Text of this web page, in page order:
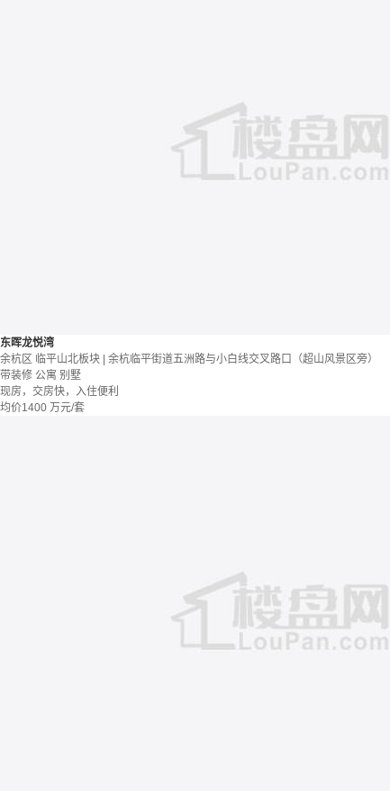
东晖龙悦湾
余杭区 临平山北板块 | 余杭临平街道五洲路与小白线交叉路口（超山风景区旁）
带装修 公寓 别墅
现房，交房快，入住便利
均价1400 万元/套